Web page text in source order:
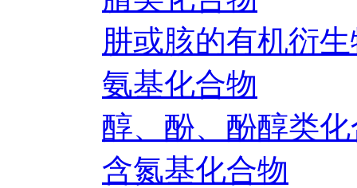
肼或胲的有机衍
氨基化合物
醇、酚、酚醇类
含氮基化合物